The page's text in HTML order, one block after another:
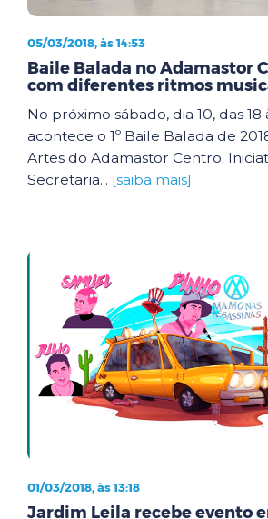
05/03/2018, às 14:53
Baile Balada no Adamastor
com diferentes ritmos
No próximo sábado, dia 10, das 18
acontece o 1º Baile Balada de
Artes do Adamastor Centro.
Secretaria... [saiba mais]
01/03/2018, às 13:18
Jardim Leila recebe evento